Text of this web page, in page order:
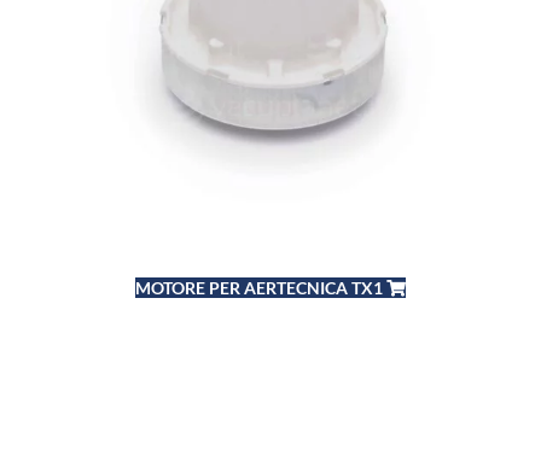
MOTORE PER AERTECNICA TX1